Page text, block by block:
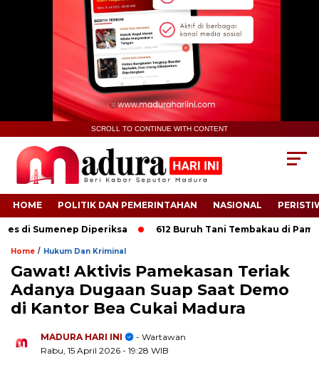
SCROLL TO CONTINUE WITH CONTENT
HOME POLITIK DAN PEMERINTAHAN NASIONAL
Sumenep Diperiksa 612 Buruh Tani Tembakau di
Home / Hukum Dan Kriminal
Gawat! Aktivis Pamekasan Teriak
Adanya Dugaan Suap Saat Demo
di Kantor Bea Cukai Madura
MADURA HARI INI
- Wartawan
Rabu, 15 April 2026 - 19:28 WIB
.